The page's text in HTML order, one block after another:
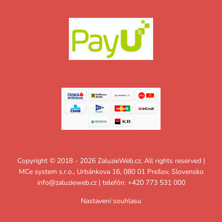
Copyright © 2018 - 2026 ZaluzieWeb.cz, All rights reserved |
MCe system s.r.o., Urbánkova 16, 080 01 Prešov, Slovensko
info@zaluzieweb.cz| telefón: +420 773 531 000
Nastavení souhlasu